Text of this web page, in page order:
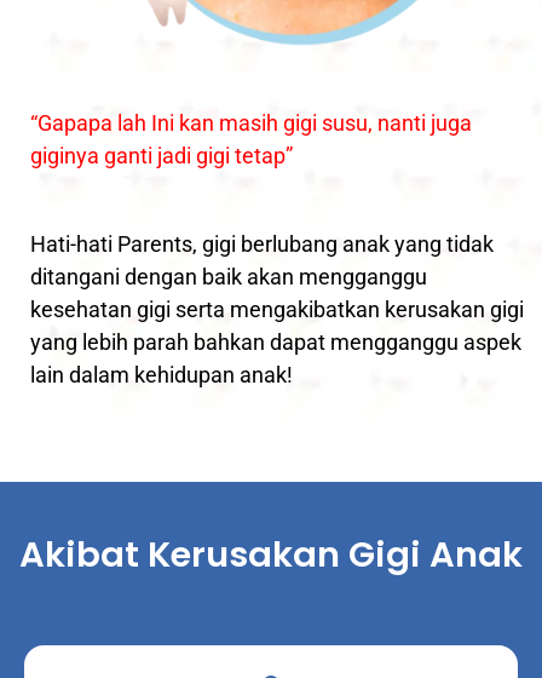
“Gapapa lah Ini kan masih gigi susu, nanti juga
giginya ganti jadi gigi tetap”
Hati-hati Parents, gigi berlubang anak yang tidak
ditangani dengan baik akan mengganggu
kesehatan gigi serta mengakibatkan kerusakan gigi
yang lebih parah bahkan dapat mengganggu aspek
lain dalam kehidupan anak!
Akibat Kerusakan Gigi Anak